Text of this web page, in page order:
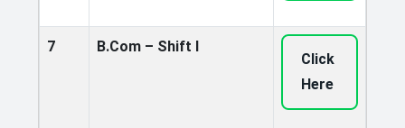
7 B.Com – Shift I
Click
Here